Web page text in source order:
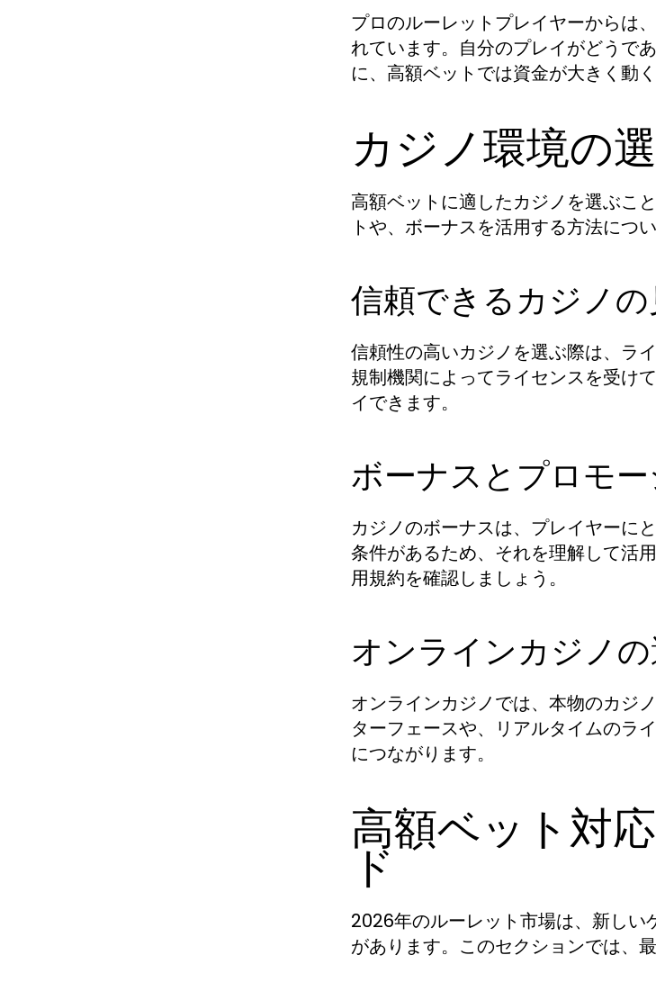
プロのルーレットプレイヤーからは
れています。自分のプレイがどうで
に、高額ベットでは資金が大きく動
カジノ環境の
高額ベットに適したカジノを選ぶこ
トや、ボーナスを活用する方法につ
信頼できるカジノ
信頼性の高いカジノを選ぶ際は、ラ
規制機関によってライセンスを受け
イできます。
ボーナスとプロモ
カジノのボーナスは、プレイヤーに
条件があるため、それを理解して活
用規約を確認しましょう。
オンラインカジノ
オンラインカジノでは、本物のカジ
ターフェースや、リアルタイムのラ
につながります。
高額ベット対
ド
2026年のルーレット市場は、新し
があります。このセクションでは、